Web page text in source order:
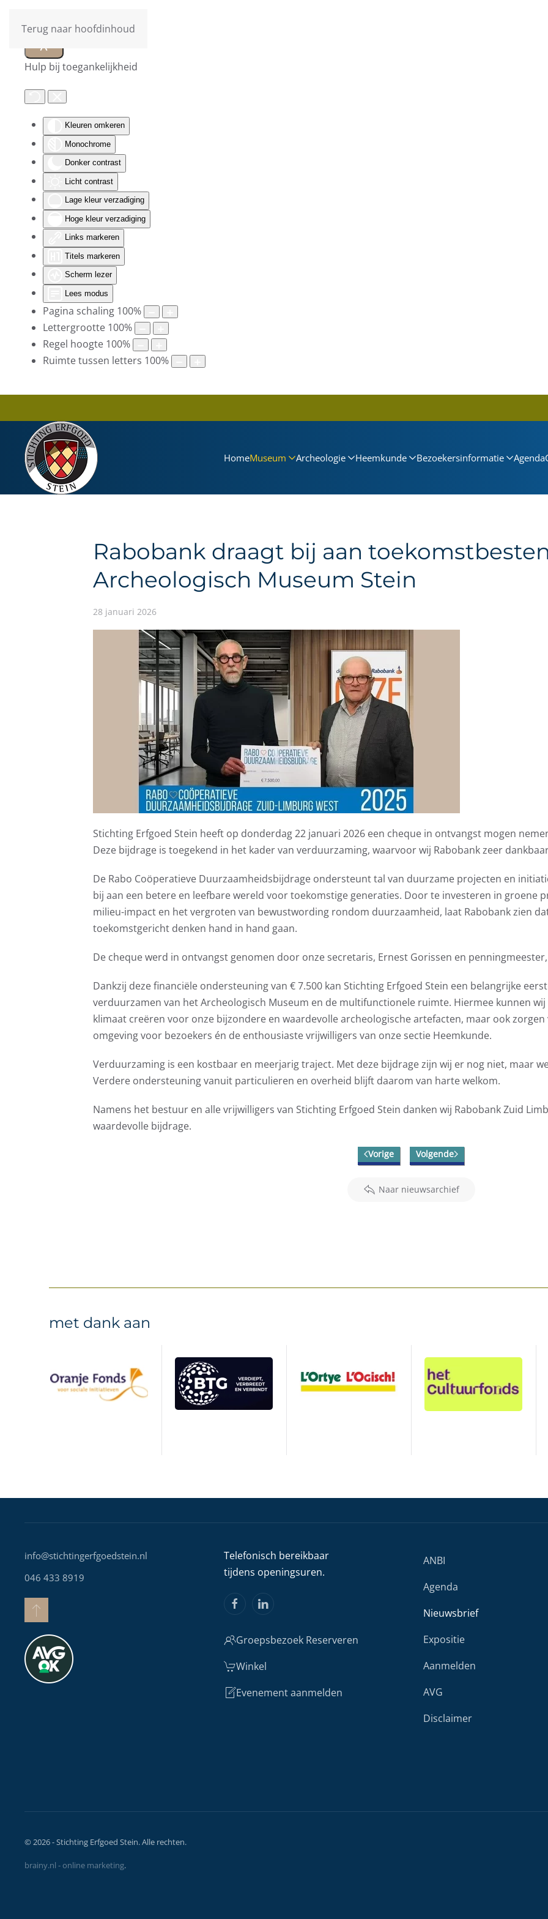
Hulp bij toegankelijkheid
Kleuren omkeren
Monochrome
Donker contrast
Licht contrast
Lage kleur verzadiging
Hoge kleur verzadiging
Links markeren
Titels markeren
Scherm lezer
Lees modus
Pagina schaling 100%
Lettergrootte 100%
Regel hoogte 100%
Ruimte tussen letters 100%
Terug naar hoofdinhoud
HomeMuseum Archeologie Heemkunde Bezoekersinformatie Agenda
Rabobank draagt bij aan
Archeologisch Museum Stein
28 januari 2026
Stichting Erfgoed Stein heeft op donderdag 22 januari 2026 een cheque in ontvangst mogen
Deze bijdrage is toegekend in het kader van verduurzaming, waarvoor wij Rabobank zeer
De Rabo Coöperatieve Duurzaamheidsbijdrage ondersteunt tal van duurzame projecten en
bij aan een betere en leefbare wereld voor toekomstige generaties. Door te investeren in groene
milieu-impact en het vergroten van bewustwording rondom duurzaamheid, laat Rabobank zien
toekomstgericht denken hand in hand gaan.
De cheque werd in ontvangst genomen door onze secretaris, Ernest Gorissen en penningmeester,
Dankzij deze financiële ondersteuning van € 7.500 kan Stichting Erfgoed Stein een belangrijke
verduurzamen van het Archeologisch Museum en de multifunctionele ruimte. Hiermee kunnen
klimaat creëren voor onze bijzondere en waardevolle archeologische artefacten, maar ook
omgeving voor bezoekers én de enthousiaste vrijwilligers van onze sectie Heemkunde.
Verduurzaming is een kostbaar en meerjarig traject. Met deze bijdrage zijn wij er nog niet, maar
Verdere ondersteuning vanuit particulieren en overheid blijft daarom van harte welkom.
Namens het bestuur en alle vrijwilligers van Stichting Erfgoed Stein danken wij Rabobank Zuid
waardevolle bijdrage.
Vorige Volgende
Naar nieuwsarchief
met dank aan
info@stichtingerfgoedstein.nl
046 433 8919
Telefonisch bereikbaar
tijdens openingsuren.
Groepsbezoek Reserveren
Winkel
Evenement aanmelden
ANBI
Agenda
Nieuwsbrief
Expositie
Aanmelden
AVG
Disclaimer
©2026- Stichting Erfgoed Stein. Alle rechten.
brainy.nl - online marketing.